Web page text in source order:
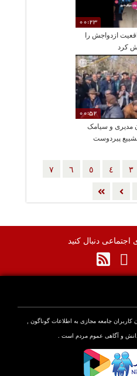
00:23
ازدواجش را
کرد
00:52
مدیری و سیامک
پیردوست
٣ ٤ ٥ ٦ ٧
دنبال کنید
جامعه مجازی به اطلاعات گوناگون ,
و آگاهی عموم مردم است .